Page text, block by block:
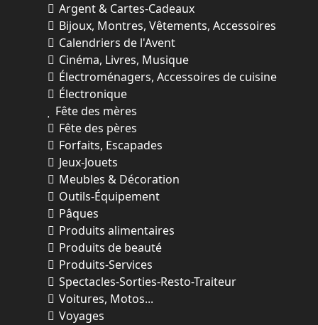
Argent & Cartes-Cadeaux
Bijoux, Montres, Vêtements, Accessoires
Calendriers de l'Avent
Cinéma, Livres, Musique
Électroménagers, Accessoires de cuisine
Électronique
Fête des mères
Fête des pères
Forfaits, Escapades
Jeux-Jouets
Meubles & Décoration
Outils-Équipement
Pâques
Produits alimentaires
Produits de beauté
Produits-Services
Spectacles-Sorties-Resto-Traiteur
Voitures, Motos...
Voyages